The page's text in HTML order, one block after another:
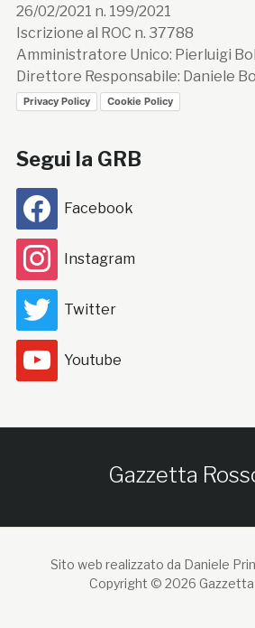
26/02/2021 n. 199/2021
Iscrizione al ROC n. 37788
Amministratore Unico: Pierluigi
Direttore Responsabile: Daniele
Privacy Policy Cookie Policy
Segui la GRB
Facebook
Instagram
Twitter
Youtube
Gazzetta
Sito web realizzato da Daniele
Copyright © 2026